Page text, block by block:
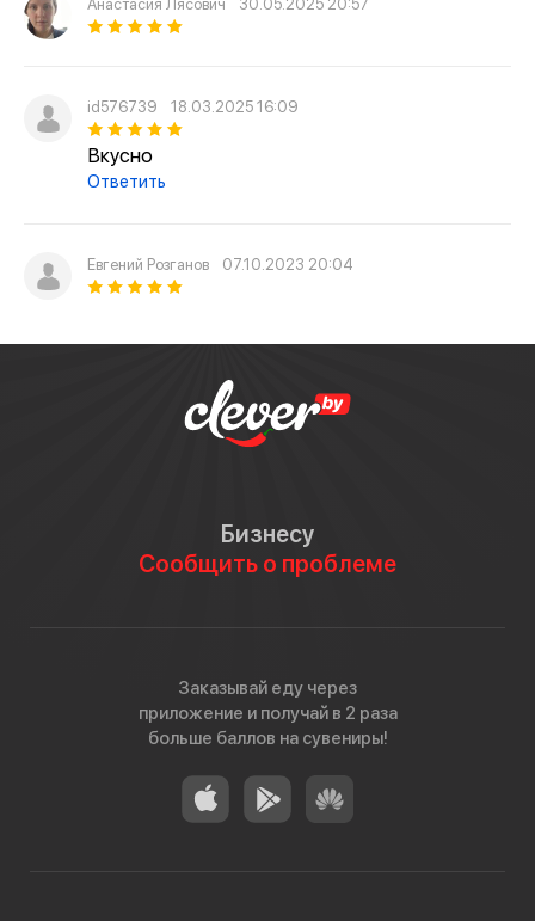
Анастасия Лясович 30.05.2025 20:57
id576739 18.03.2025 16:09
Вкусно
Ответить
Евгений Розганов 07.10.2023 20:04
Бизнесу
Сообщить о проблеме
Заказывай еду через
приложение и получай в 2 раза
больше баллов на сувениры!